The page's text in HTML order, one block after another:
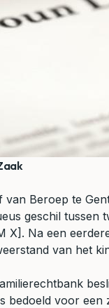
Beroep te
geschil tussen
X]. Na een
van het
bedoeld voor